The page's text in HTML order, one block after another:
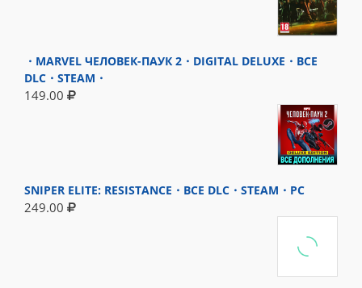
・MARVEL ЧЕЛОВЕК-ПАУК 2・DIGITAL DELUXE・ВСЕ
DLC・STEAM・
149.00
SNIPER ELITE: RESISTANCE・ВСЕ DLC・STEAM・PC
249.00